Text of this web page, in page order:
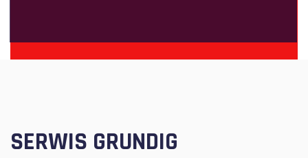
SERWIS GRUNDIG